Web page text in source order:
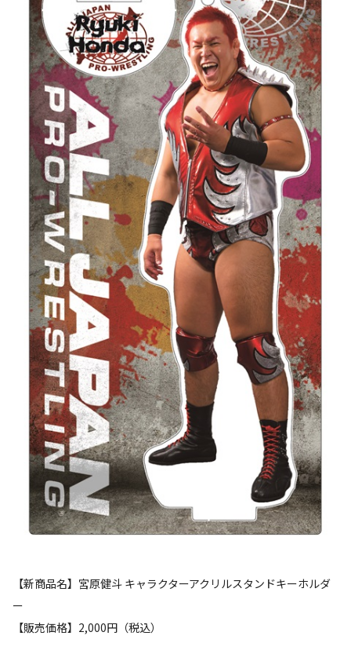
【新商品名】宮原健斗 キャラクターアクリルスタンドキーホルダ
ー
【販売価格】2,000円（税込）